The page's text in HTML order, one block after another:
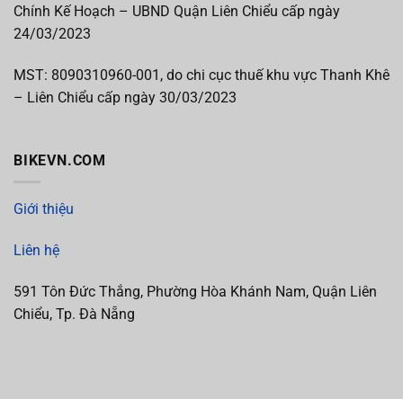
Chính Kế Hoạch – UBND Quận Liên Chiểu cấp ngày
24/03/2023
MST: 8090310960-001, do chi cục thuế khu vực Thanh Khê
– Liên Chiểu cấp ngày 30/03/2023
BIKEVN.COM
Giới thiệu
Liên hệ
591 Tôn Đức Thắng, Phường Hòa Khánh Nam, Quận Liên
Chiểu, Tp. Đà Nẵng